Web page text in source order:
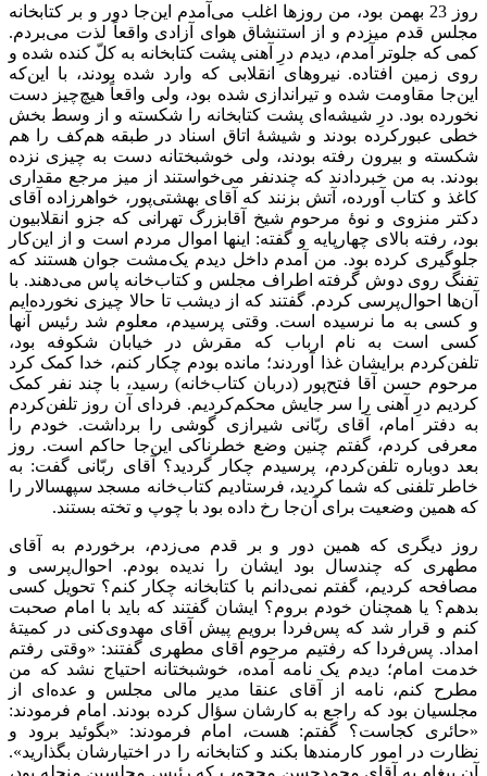
روز 23 بهمن بود، من روزها اغلب می‌آمدم این‌جا دور و بر کتابخانه
مجلس قدم میزدم و از استنشاق هوای آزادی واقعاً لذت می‌بردم.
کمی که جلوتر آمدم، دیدم درِ آهنی پشت کتابخانه به کلّ کنده شده و
روی زمین افتاده. نیروهای انقلابی که وارد شده بودند، با این‌که
این‌جا مقاومت شده و تیراندازی شده بود، ولی واقعاً هیچ‌چیز دست
نخورده بود. درِ شیشه‌ای پشت کتابخانه را شکسته و از وسط بخش
خطی عبورکرده بودند و شیشۀ اتاق اسناد در طبقه هم‌کف را هم
شکسته و بیرون رفته بودند، ولی خوشبختانه دست به چیزی نزده
بودند. به من خبردادند که چندنفر می‌خواستند از میز مرجع مقداری
کاغذ و کتاب آورده، آتش بزنند که آقای بهشتی‌پور، خواهرزاده آقای
دکتر منزوی و نوۀ مرحوم شیخ آقابزرگ تهرانی که جزو انقلابیون
بود، رفته بالای چهارپایه و گفته: اینها اموال مردم است و از این‌کار
جلوگیری کرده بود. من آمدم داخل دیدم یک‌مشت جوان هستند که
تفنگ روی دوش گرفته اطراف مجلس و کتاب‌خانه پاس می‌دهند. با
آن‌ها احوال‌پرسی کردم. گفتند که از دیشب تا حالا چیزی نخورده‌ایم
و کسی به ما نرسیده است. وقتی پرسیدم، معلوم شد رئیس آنها
کسی است به نام ارباب که مقرش در خیابان شکوفه بود،
تلفن‌کردم برایشان غذا آوردند؛ مانده بودم چکار کنم، خدا کمک کرد
مرحوم حسن آقا فتح‌پور (دربان کتاب‌خانه) رسید، با چند نفر کمک
کردیم درِ آهنی را سر جایش محکم‌کردیم. فردای آن روز تلفن‌کردم
به دفتر امام، آقای ربّانی شیرازی گوشی را برداشت. خودم را
معرفی کردم، گفتم چنین وضع خطرناکی این‌جا حاکم است. روز
بعد دوباره تلفن‌کردم، پرسیدم چکار گردید؟ آقای ربّانی گفت: به
خاطر تلفنی که شما کردید، فرستادیم کتاب‌خانه مسجد سپهسالار را
که همین وضعیت برای آن‌جا رخ داده بود با چوپ و تخته بستند.
روز دیگری که همین دور و بر قدم می‌زدم، برخوردم به آقای
مطهری که چندسال بود ایشان را ندیده بودم. احوال‌پرسی و
مصافحه کردیم، گفتم نمی‌دانم با کتابخانه چکار کنم؟ تحویل کسی
بدهم؟ یا همچنان خودم بروم؟ ایشان گفتند که باید با امام صحبت
کنم و قرار شد که پس‌فردا برویم پیش آقای مهدوی‌کنی در کمیتۀ
امداد. پس‌فردا که رفتیم مرحوم آقای مطهری گفتند: «وقتی رفتم
خدمت امام؛ دیدم یک نامه آمده، خوشبختانه احتیاج نشد که من
مطرح کنم، نامه از آقای عنقا مدیر مالی مجلس و عده‌ای از
مجلسیان بود که راجع به کارشان سؤال کرده بودند. امام فرمودند:
«حائری کجاست؟ گفتم: هست، امام فرمودند: «بگوئید برود و
نظارت در امور کارمندها بکند و کتابخانه را در اختیارشان بگذارید».
آن پیغام به آقای محمدحسن محجوب که رئیس مجلسین منحله بود،